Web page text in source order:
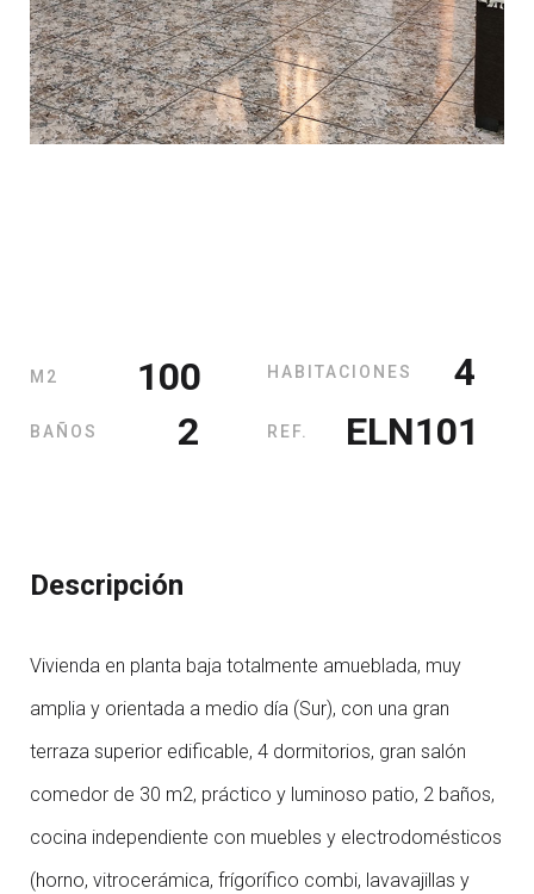
M2 100 HABITACIONES 4
BAÑOS 2 REF. ELN101
Descripción
Vivienda en planta baja totalmente amueblada, muy
amplia y orientada a medio día (Sur), con una gran
terraza superior edificable, 4 dormitorios, gran salón
comedor de 30 m2, práctico y luminoso patio, 2 baños,
cocina independiente con muebles y electrodomésticos
(horno, vitrocerámica, frígorífico combi, lavavajillas y